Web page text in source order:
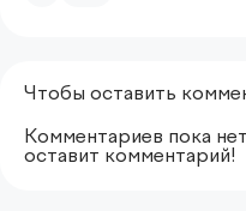
Чтобы оставить
Комментариев пока
оставит комментарий!